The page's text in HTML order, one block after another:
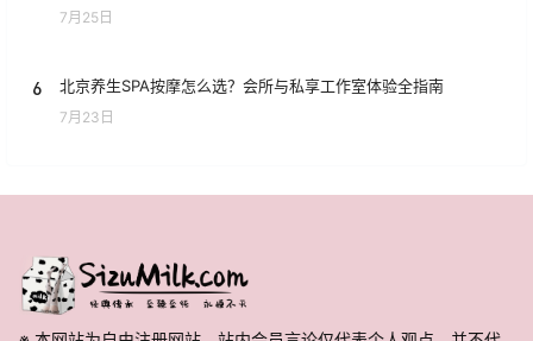
7月25日
6 北京养生SPA按摩怎么选？会所与私享工作室体验全指南
7月23日